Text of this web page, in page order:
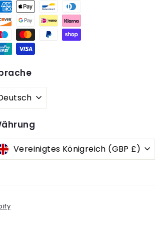
Vereinigtes Königreich (GBP £)